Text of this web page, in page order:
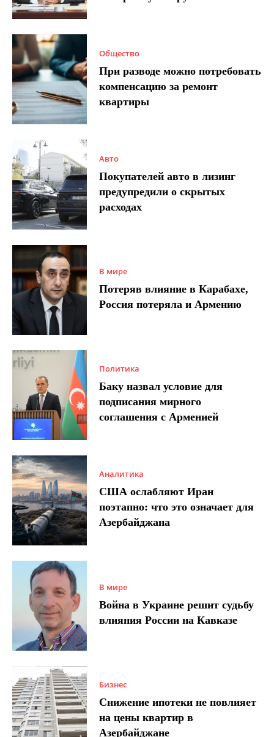
Общество
При разводе можно потребовать
компенсацию за ремонт
квартиры
Авто
Покупателей авто в лизинг
предупредили о скрытых
расходах
В мире
Потеряв влияние в Карабахе,
Россия потеряла и Армению
Политика
Баку назвал условие для
подписания мирного
соглашения с Арменией
Аналитика
США ослабляют Иран
поэтапно: что это означает для
Азербайджана
В мире
Война в Украине решит судьбу
влияния России на Кавказе
Бизнес
Снижение ипотеки не повлияет
на цены квартир в
Азербайджане